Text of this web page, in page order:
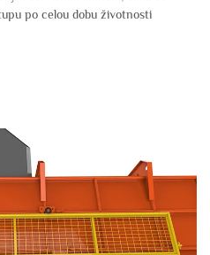
po celou dobu životnosti